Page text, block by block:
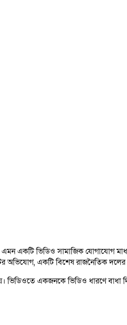
এমন একটি ভিডিও সামাজিক যোগাযোগ
অভিযোগ, একটি বিশেষ রাজনৈতিক
ভিডিওতে একজনকে ভিডিও ধারণে বাধা